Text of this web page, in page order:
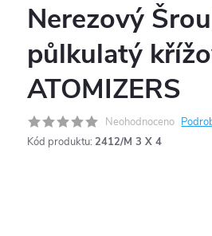
Nerezový
půlkulatý
ATOMIZERS
Neohodnoceno
Kód produktu: 2412/M 3 X 4